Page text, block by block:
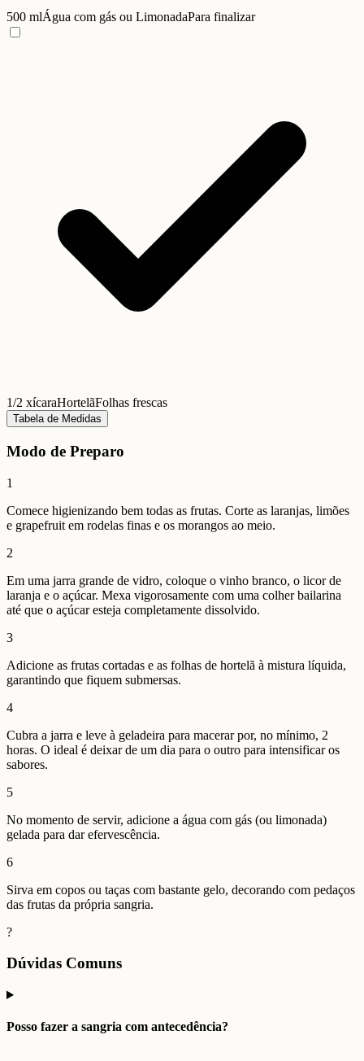
500 mlÁgua com gás ou LimonadaPara finalizar
1/2 xícaraHortelãFolhas frescas
Tabela de Medidas
Modo de Preparo
1
Comece higienizando bem todas as frutas. Corte as laranjas, limões
e grapefruit em rodelas finas e os morangos ao meio.
2
Em uma jarra grande de vidro, coloque o vinho branco, o licor de
laranja e o açúcar. Mexa vigorosamente com uma colher bailarina
até que o açúcar esteja completamente dissolvido.
3
Adicione as frutas cortadas e as folhas de hortelã à mistura líquida,
garantindo que fiquem submersas.
4
Cubra a jarra e leve à geladeira para macerar por, no mínimo, 2
horas. O ideal é deixar de um dia para o outro para intensificar os
sabores.
5
No momento de servir, adicione a água com gás (ou limonada)
gelada para dar efervescência.
6
Sirva em copos ou taças com bastante gelo, decorando com pedaços
das frutas da própria sangria.
?
Dúvidas Comuns
Posso fazer a sangria com antecedência?